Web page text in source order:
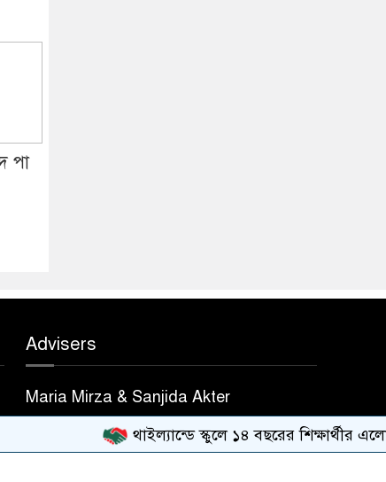
পা
Advisers
Maria Mirza & Sanjida Akter
থাইল্যান্ডে স্কুলে ১৪ বছরের শিক্ষার্থীর